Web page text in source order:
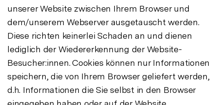
unserer Website zwischen Ihrem Browser und
dem/unserem Webserver ausgetauscht werden.
Diese richten keinerlei Schaden an und dienen
lediglich der Wiedererkennung der Website-
Besucher:innen. Cookies können nur Informationen
speichern, die von Ihrem Browser geliefert werden,
d.h. Informationen die Sie selbst in den Browser